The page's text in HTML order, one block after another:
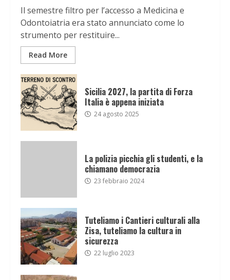
Il semestre filtro per l’accesso a Medicina e
Odontoiatria era stato annunciato come lo
strumento per restituire...
Read More
Sicilia 2027, la partita di Forza
Italia è appena iniziata
24 agosto 2025
La polizia picchia gli studenti, e la
chiamano democrazia
23 febbraio 2024
Tuteliamo i Cantieri culturali alla
Zisa, tuteliamo la cultura in
sicurezza
22 luglio 2023